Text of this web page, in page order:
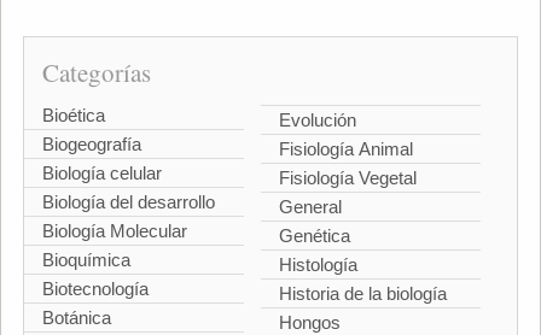
Categorías
Bioética
Biogeografía
Biología celular
Biología del desarrollo
Biología Molecular
Bioquímica
Biotecnología
Botánica
Evolución
Fisiología Animal
Fisiología Vegetal
General
Genética
Histología
Historia de la biología
Hongos